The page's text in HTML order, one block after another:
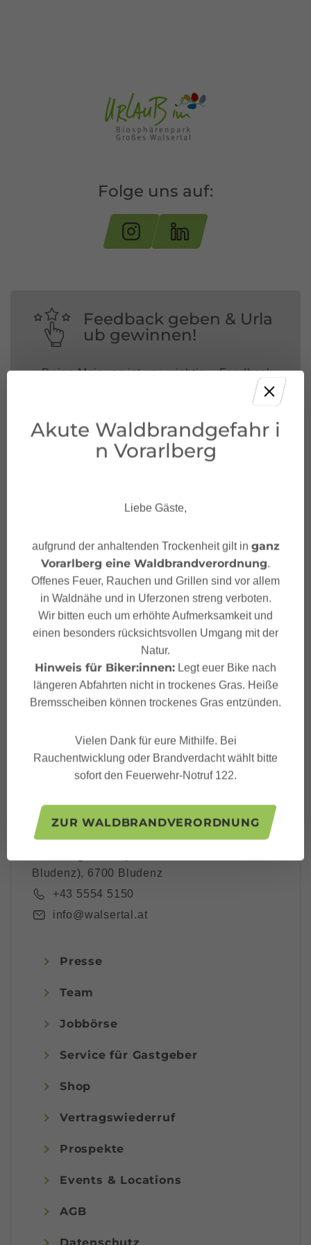
Folge uns auf:
Feedback geben & Urla
ub gewinnen!
Deine Meinung ist uns wichtig – Feedback
geben und mit etwas Glück unvergessliche
Urlaubserlebnisse in Österreich gewinnen.
JETZT MITMACHEN!
Dein Großes Walsertal
Newsletter
Ich akzeptiere dieDatenschutzbestimmungen
Großes Walsertal Tourismus
Bludenz), 6700 Bludenz
+43 5554 5150
info@walsertal.at
Presse
Team
Jobbörse
Service für Gastgeber
Shop
Vertragswiederruf
Prospekte
Events & Locations
AGB
Akute Waldbrandgefahr i
n Vorarlberg
Liebe Gäste,
aufgrund der anhaltenden Trockenheit gilt in ganz
Vorarlberg eine Waldbrandverordnung.
Offenes Feuer, Rauchen und Grillen sind vor allem
in Waldnähe und in Uferzonen streng verboten.
Wir bitten euch um erhöhte Aufmerksamkeit und
einen besonders rücksichtsvollen Umgang mit der
Natur.
Hinweis für Biker:innen: Legt euer Bike nach
längeren Abfahrten nicht in trockenes Gras. Heiße
Bremsscheiben können trockenes Gras entzünden.
Vielen Dank für eure Mithilfe. Bei
Rauchentwicklung oder Brandverdacht wählt bitte
sofort den Feuerwehr-Notruf 122.
ZUR WALDBRANDVERORDNUNG